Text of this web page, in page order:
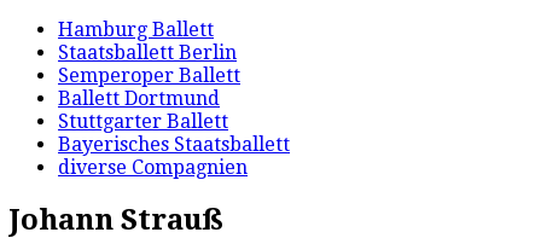
Hamburg Ballett
Staatsballett Berlin
Semperoper Ballett
Ballett Dortmund
Stuttgarter Ballett
Bayerisches Staatsballett
diverse Compagnien
Johann Strauß